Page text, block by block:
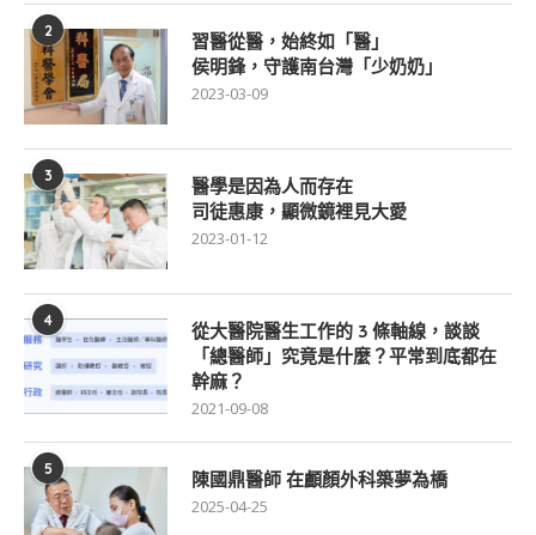
2
習醫從醫，始終如「醫」
侯明鋒，守護南台灣「少奶奶」
2023-03-09
3
醫學是因為人而存在
司徒惠康，顯微鏡裡見大愛
2023-01-12
4
從大醫院醫生工作的 3 條軸線，談談
「總醫師」究竟是什麼？平常到底都在
幹麻？
2021-09-08
5 陳國鼎醫師 在顱顏外科築夢為橋
2025-04-25